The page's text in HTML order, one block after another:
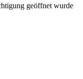
geöffnet wurde